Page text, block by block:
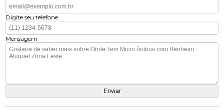
Digite seu telefone
Mensagem